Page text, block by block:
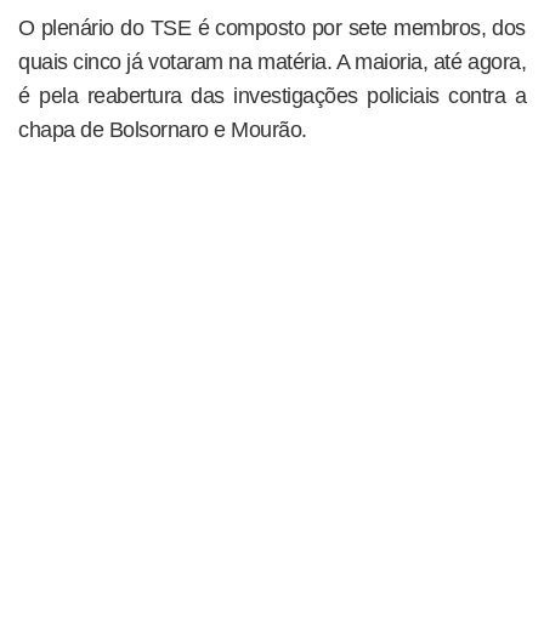
O plenário do TSE é composto por sete membros, dos
quais cinco já votaram na matéria. A maioria, até agora,
é pela reabertura das investigações policiais contra a
chapa de Bolsornaro e Mourão.